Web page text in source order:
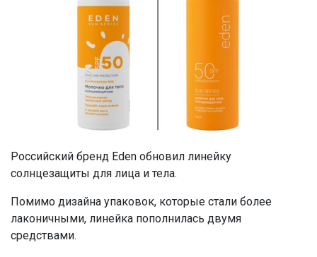
Российский бренд Eden обновил линейку
солнцезащиты для лица и тела.
Помимо дизайна упаковок, которые стали более
лаконичными, линейка пополнилась двумя
средствами.